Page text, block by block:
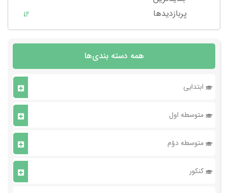
پربازدید‌ها
همه دسته بندی‌ها
ابتدایی
متوسطه اول
متوسطه دوّم
کنکور